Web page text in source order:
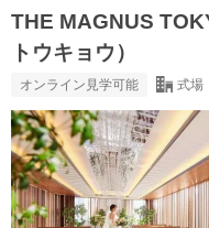
THE MAGNUS
トウキョウ）
オンライン見学可能 式場